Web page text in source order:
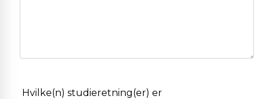
Hvilke(n) studieretning(er) er